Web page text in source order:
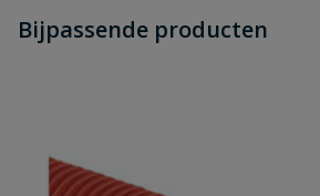
dit product?
Schrijf zelf een beoordeling
Uw waardering:
Bijpassende producten